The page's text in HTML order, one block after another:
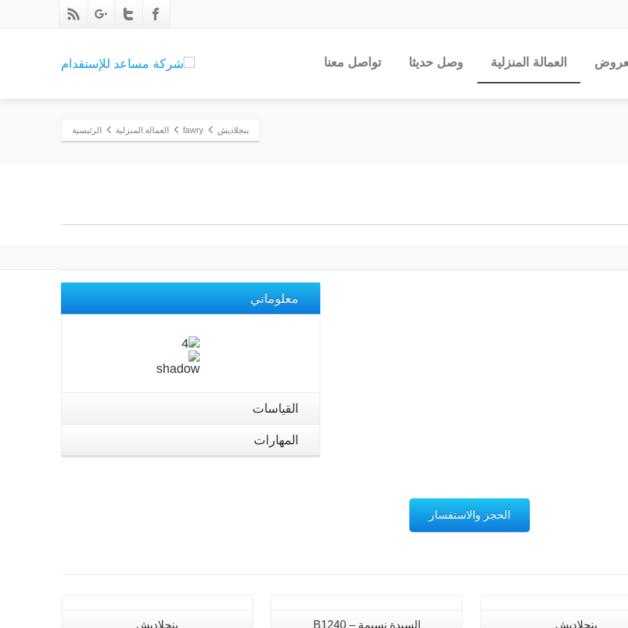
العمالة المنزلية وصل حديثا تواصل معنا
بنجلاديش fawry العمالة المنزلية الرئيسية
معلوماتي
القياسات
المهارات
الحجز والاستفسار
بنجلاديش السيدة نسيمة – B1240 بنجلاديش